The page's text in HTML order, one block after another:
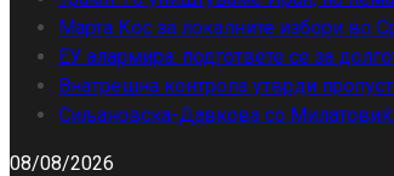
Марта Кос за локалните избори во
ЕУ алармира: подгответе се за
Внатрешна контрола утврди
Сиљановска-Давкова со
08/08/2026